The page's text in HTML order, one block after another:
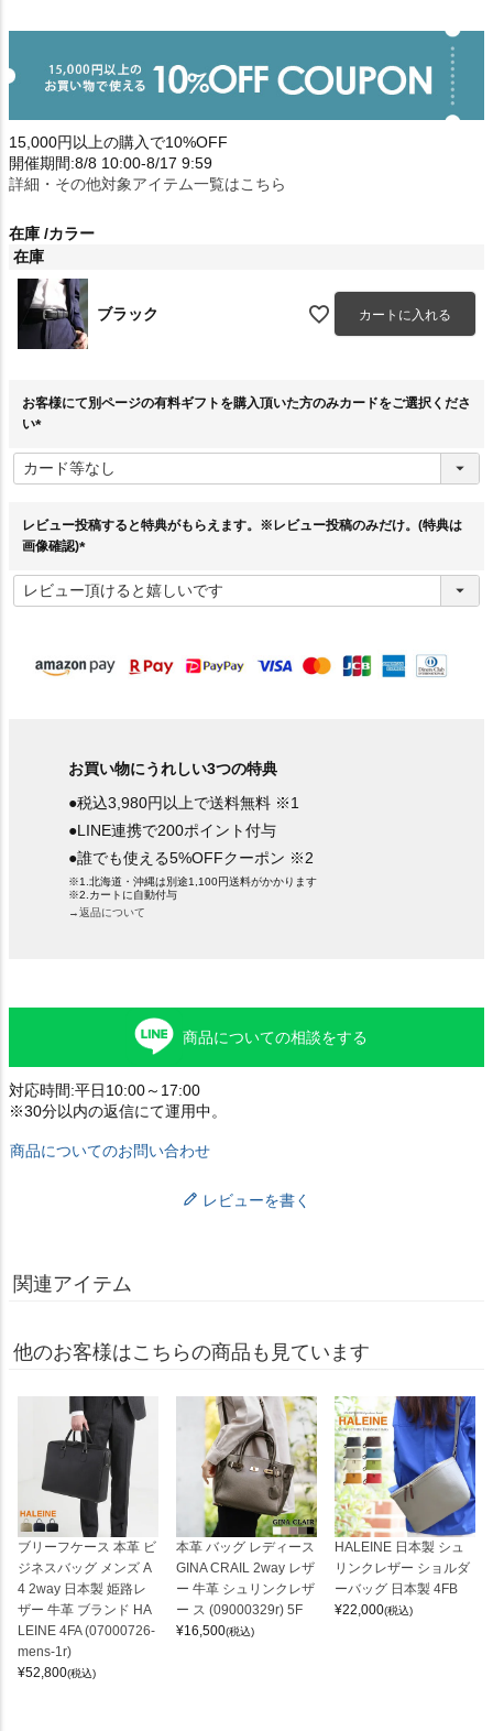
15,000円以上の購入で10%OFF
開催期間:8/8 10:00-8/17 9:59
詳細・その他対象アイテム一覧はこちら
在庫 カラー
在庫
ブラック カートに入れる
お客様にて別ページの有料ギフトを購入頂いた方のみカードをご選択くださ
い
必
須
レビュー投稿すると特典がもらえます。※レビュー投稿のみだけ。(特典は
画像確認)
必
須
お買い物にうれしい3つの特典
●税込3,980円以上で送料無料 ※1
●LINE連携で200ポイント付与
●誰でも使える5%OFFクーポン ※2
※1.北海道・沖縄は別途1,100円送料がかかります
※2.カートに自動付与
→返品について
商品についての相談をする
対応時間:平日10:00～17:00
※30分以内の返信にて運用中。
商品についてのお問い合わせ
レビューを書く
関連アイテム
他のお客様はこちらの商品も見ています
ブリーフケース 本革 ビ
ジネスバッグ メンズ A
4 2way 日本製 姫路レ
ザー 牛革 ブランド HA
LEINE 4FA (07000726-
mens-1r)
¥52,800(税込)
本革 バッグ レディース
GINA CRAIL 2way レザ
ー 牛革 シュリンクレザ
ー ス (09000329r) 5F
¥16,500(税込)
HALEINE 日本製 シュ
リンクレザー ショルダ
ーバッグ 日本製 4FB
¥22,000(税込)